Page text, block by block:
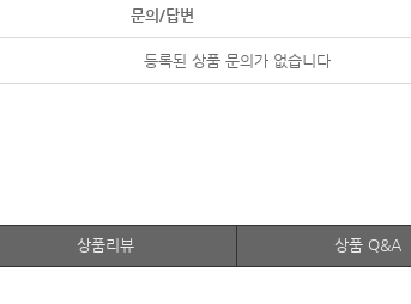
문의/답변
등록된 상품 문의가 없습니다
상품리뷰 상품 Q&A